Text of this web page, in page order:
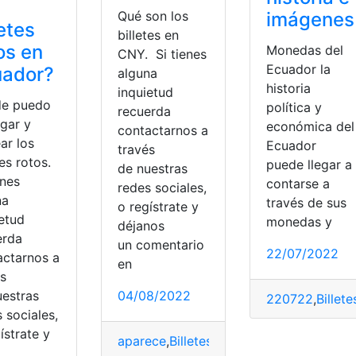
en
puedo
y
los
rotos.
a
sociales,
y
Qué son los
billetes en
CNY. Si tienes
alguna
inquietud
recuerda
contactarnos a
través
de nuestras
redes sociales,
o regístrate y
déjanos
un comentario
en
04/08/2022
aparece,Billetes
imágenes
Monedas del
Ecuador la
historia
política y
económica del
Ecuador
puede llegar a
contarse a
través de sus
monedas y
22/07/2022
220722,